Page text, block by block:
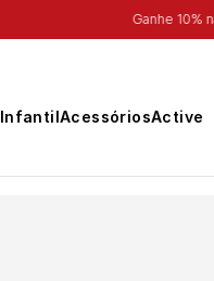
InfantilAcessóriosActive